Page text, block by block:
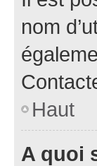
nom
Haut
A quoi